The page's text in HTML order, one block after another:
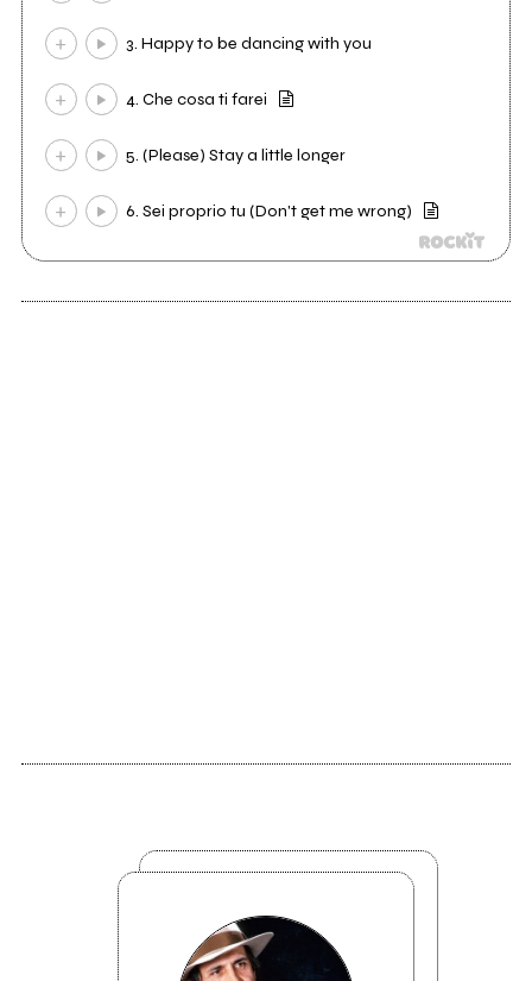
3. Happy to be dancing with you
4. Che cosa ti farei
5. (Please) Stay a little longer
6. Sei proprio tu (Don't get me wrong)